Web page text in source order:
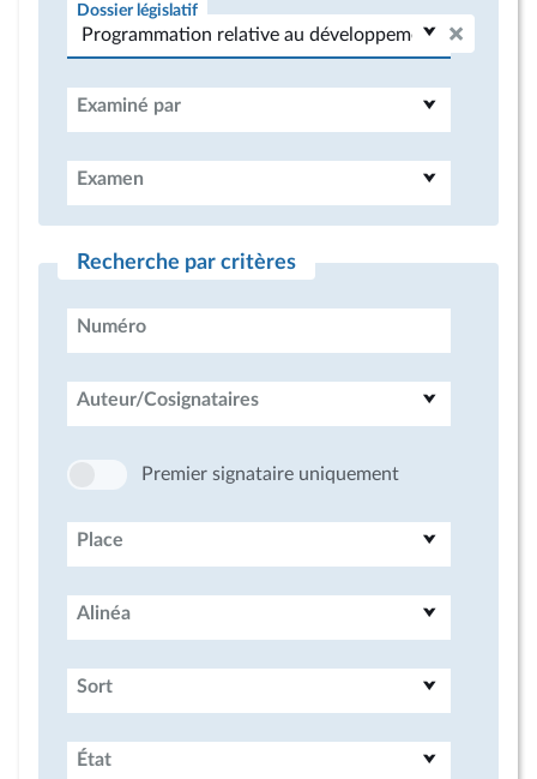
Dossier législatif
Examiné par
Examen
Recherche par critères
Numéro
Auteur/Cosignataires
Premier signataire uniquement
Place
Alinéa
Sort
État